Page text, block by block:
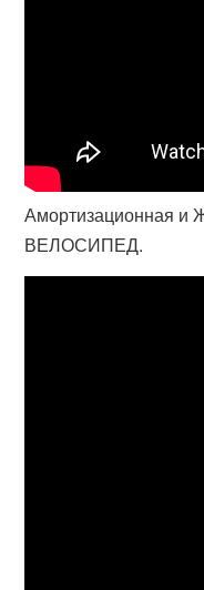
Амортизационная и
ВЕЛОСИПЕД.